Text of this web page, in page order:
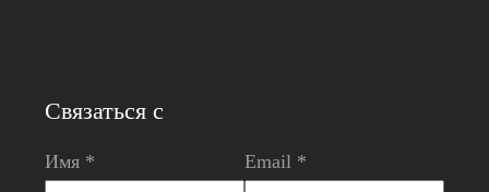
Связаться с
Имя * Email *